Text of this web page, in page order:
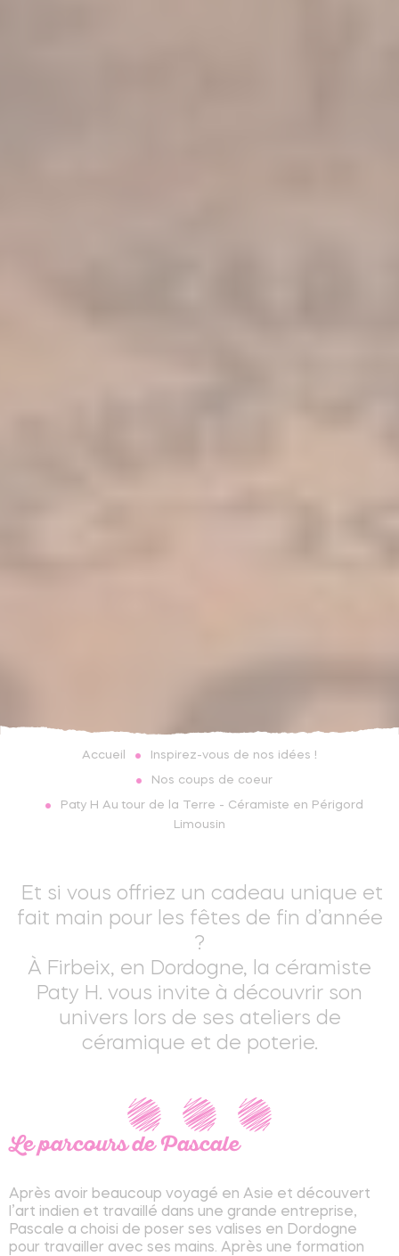
Accueil Inspirez-vous de nos idées !
Nos coups de coeur
Paty H Au tour de la Terre - Céramiste en Périgord
Limousin
Et si vous offriez un cadeau unique et
fait main pour les fêtes de fin d’année
?
À Firbeix, en Dordogne, la céramiste
Paty H. vous invite à découvrir son
univers lors de ses ateliers de
céramique et de poterie.
Le parcours de Pascale
Après avoir beaucoup voyagé en Asie et découvert
l’art indien et travaillé dans une grande entreprise,
Pascale a choisi de poser ses valises en Dordogne
pour travailler avec ses mains. Après une formation